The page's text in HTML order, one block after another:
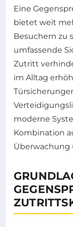
Eine
bietet weit
Besuchern zu
umfassende
Zutritt
im Alltag
moderne
Kombination
Überwachung